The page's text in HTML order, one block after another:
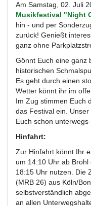
Am Samstag, 02. Juli
Musikfestival "Night
hin - und per
zurück! Genießt
ganz ohne
Gönnt Euch eine ganz
historischen
Es geht durch einen
Wetter könnt ihr im
Im Zug stimmen Euch
das Festival ein.
Euch schon
Hinfahrt:
Zur Hinfahrt könnt Ihr
um 14:10 Uhr ab
18:15 Uhr nutzen. Die
(MRB 26) aus Köln/
selbstverständlich
an allen